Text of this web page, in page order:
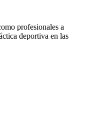
profesionales a
deportiva en las